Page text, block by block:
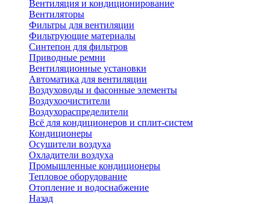
Вентиляция и кондиционирование
Вентиляторы
Фильтры для вентиляции
Фильтрующие материалы
Синтепон для фильтров
Приводные ремни
Вентиляционные установки
Автоматика для вентиляции
Воздуховоды и фасонные элементы
Воздухоочистители
Воздухораспределители
Всё для кондиционеров и сплит-систем
Кондиционеры
Осушители воздуха
Охладители воздуха
Промышленные кондиционеры
Тепловое оборудование
Отопление и водоснабжение
Назад